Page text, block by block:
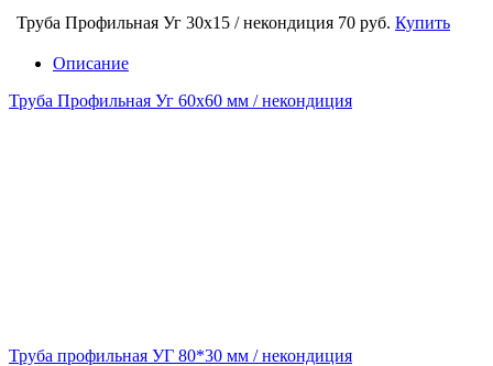
Труба Профильная Уг 30х15 / некондиция 70 руб. Купить
Описание
Труба Профильная Уг 60х60 мм / некондиция
Труба профильная УГ 80*30 мм / некондиция